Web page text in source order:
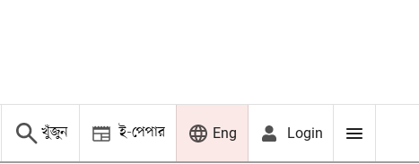
খুঁজুন ই-পেপার Eng Login